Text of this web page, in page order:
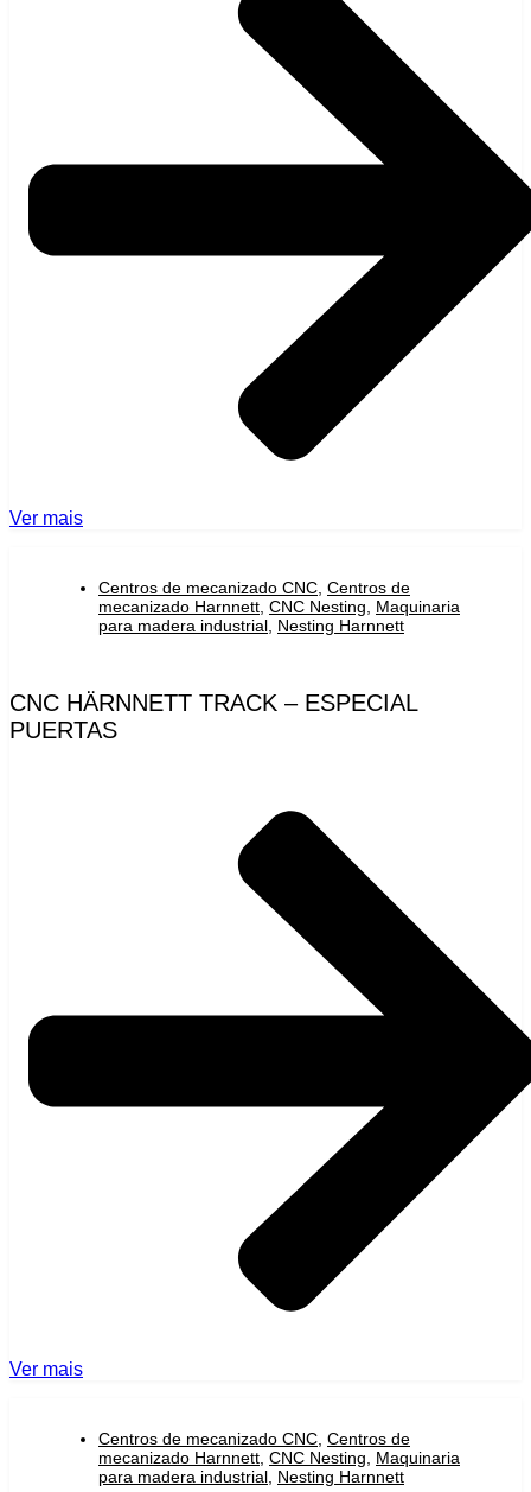
Ver mais
Centros de mecanizado CNC Centros de
mecanizado Harnnett CNC Nesting
Maquinaria
para madera industrial Nesting Harnnett
CNC HÄRNNETT TRACK – ESPECIAL
PUERTAS
Ver mais
Centros de mecanizado CNC Centros de
mecanizado Harnnett CNC Nesting
Maquinaria
para madera industrial Nesting Harnnett